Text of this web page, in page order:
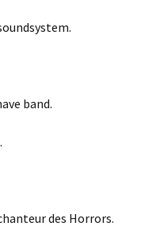
band.
des Horrors.